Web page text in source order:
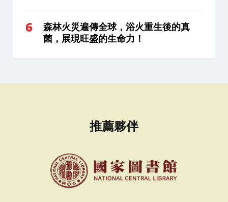
森林火災遍傳全球，浴火重生後的真
菌，展現旺盛的生命力！
推薦夥伴